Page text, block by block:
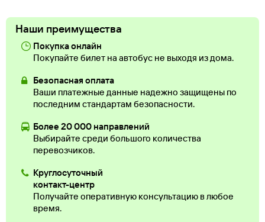
Наши преимущества
Покупка онлайн
Покупайте билет на автобус не выходя из дома.
Безопасная оплата
Ваши платежные данные надежно защищены по
последним стандартам безопасности.
Более 20 000 направлений
Выбирайте среди большого количества
перевозчиков.
Круглосуточный
контакт-центр
Получайте оперативную консультацию в любое
время.